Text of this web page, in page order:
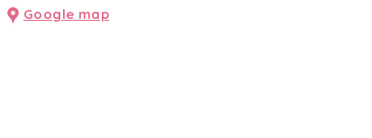
Google map